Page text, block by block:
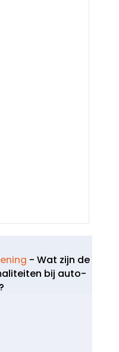
-Wat zijn de
bij auto-